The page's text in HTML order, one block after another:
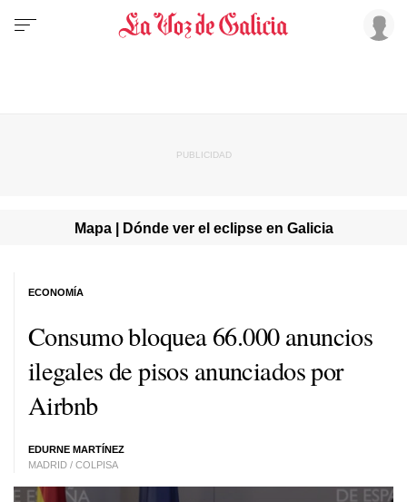
Mapa | Dónde ver el eclipse en Galicia
Consumo bloquea 66.000 anuncios
ilegales de pisos anunciados por
Airbnb
EDURNE MARTÍNEZ
MADRID / COLPISA
ECONOMÍA